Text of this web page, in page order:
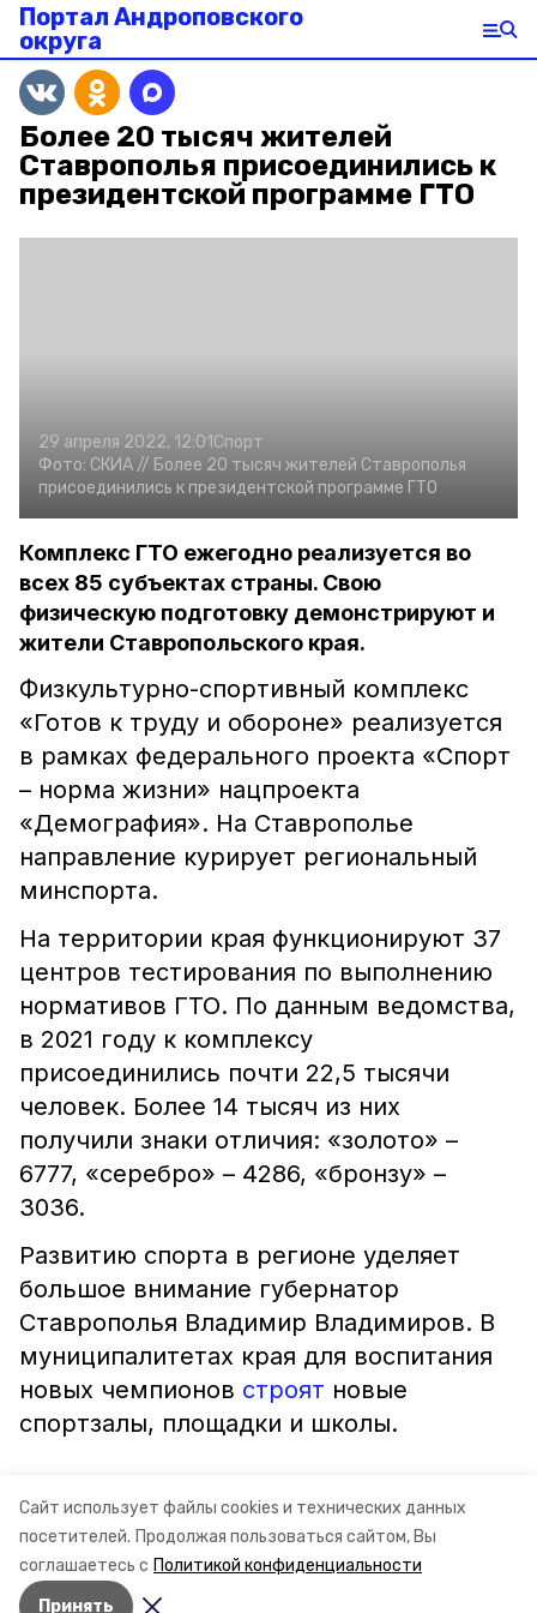
Сайт использует файлы cookies и технических данных
посетителей. Продолжая пользоваться сайтом, Вы
соглашаетесь с Политикой конфиденциальности
Принять
Портал Андроповского
округа
Более 20 тысяч жителей
Ставрополья присоединились к
президентской программе ГТО
29 апреля 2022, 12:01Спорт
Фото: СКИА // Более 20 тысяч жителей Ставрополья
присоединились к президентской программе ГТО
Комплекс ГТО ежегодно реализуется во
всех 85 субъектах страны. Свою
физическую подготовку демонстрируют и
жители Ставропольского края.
Физкультурно-спортивный комплекс
«Готов к труду и обороне» реализуется
в рамках федерального проекта «Спорт
– норма жизни» нацпроекта
«Демография». На Ставрополье
направление курирует региональный
минспорта.
На территории края функционируют 37
центров тестирования по выполнению
нормативов ГТО. По данным ведомства,
в 2021 году к комплексу
присоединились почти 22,5 тысячи
человек. Более 14 тысяч из них
получили знаки отличия: «золото» –
6777, «серебро» – 4286, «бронзу» –
3036.
Развитию спорта в регионе уделяет
большое внимание губернатор
Ставрополья Владимир Владимиров. В
муниципалитетах края для воспитания
новых чемпионов строят новые
спортзалы, площадки и школы.
ставропольский край минспорта ск